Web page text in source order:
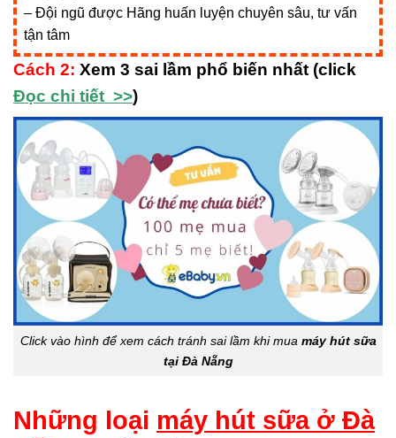
– Đội ngũ được Hãng huấn luyện chuyên sâu, tư vấn
tận tâm
Cách 2: Xem 3 sai lầm phổ biến nhất (click
Đọc chi tiết >>)
Click vào hình để xem cách tránh sai lầm khi mua máy hút sữa
tại Đà Nẵng
Những loại máy hút sữa ở Đà